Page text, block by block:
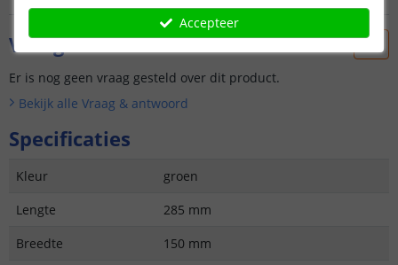
Vraag & antwoord
Er is nog geen vraag gesteld over dit product.
Bekijk alle Vraag & antwoord
Specificaties
Kleur
groen
Lengte
285 mm
Breedte
150 mm
Accepteer